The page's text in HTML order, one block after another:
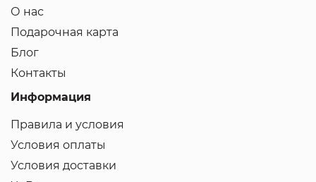
О нас
Подарочная карта
Блог
Контакты
Информация
Правила и условия
Условия оплаты
Условия доставки